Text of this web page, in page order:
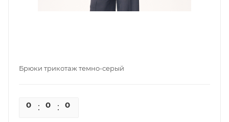
Брюки трикотаж темно-серый
0 0 0